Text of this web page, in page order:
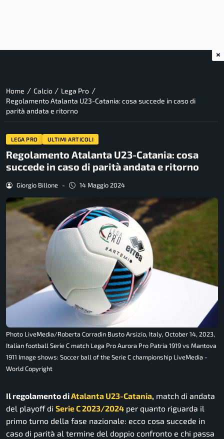
Home / Calcio / Lega Pro /
Regolamento Atalanta U23-Catania: cosa succede in caso di
parità andata e ritorno
LEGA PRO ULTIMI ARTICOLI
Regolamento Atalanta U23-Catania: cosa
succede in caso di parità andata e ritorno
Giorgio Billone - 14 Maggio 2024
Photo LiveMedia/Roberta Corradin Busto Arsizio, Italy, October 14, 2023,
Italian football Serie C match Lega Pro Aurora Pro Patria 1919 vs Mantova
1911 Image shows: Soccer ball of the Serie C championship LiveMedia -
World Copyright
Il regolamento diAtalanta U23-Catania, match di andata
del playoff di Serie C 2023/2024 per quanto riguarda il
primo turno della fase nazionale: ecco cosa succede in
caso di parità al termine del doppio confronto e chi passa
×